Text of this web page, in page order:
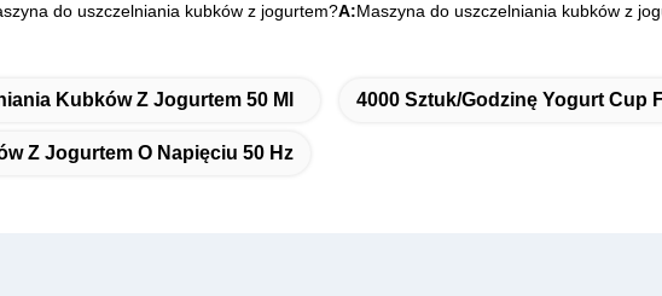
do uszczelniania kubków z jogurtem?A:Maszyna do uszczelniania kubków z
Kubków Z Jogurtem 50 Ml 4000 Sztuk/godzinę Yogurt Cup
Z Jogurtem O Napięciu 50 Hz